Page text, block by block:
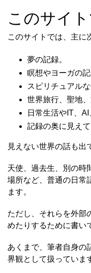
このサイ
このサイトでは、主に
夢の記録。
瞑想やヨーガの記
スピリチュアルな
世界旅行、聖地
日常生活やIT、
記録の奥に見えて
見えない世界の話も出
天使、過去生、別の時
場所など、普通の日常
ます。
ただし、それらを外部
めたりするために書い
あくまで、筆者自身の
界観として扱っていま